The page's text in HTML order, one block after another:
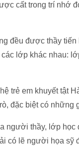
cất trong trí nhớ
đều được thầy
lớp khác nhau:
trẻ em khuyết tật
đặc biệt có những
người thầy, lớp
có lẽ người họa